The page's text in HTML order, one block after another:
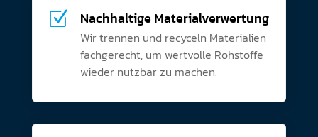
Z Nachhaltige Materialverwertung
Wir trennen und recyceln Materialien
fachgerecht, um wertvolle Rohstoffe
wieder nutzbar zu machen.